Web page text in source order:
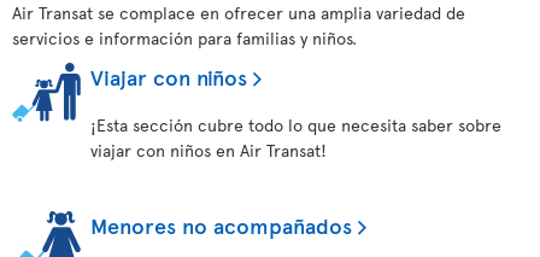
Air Transat se complace en ofrecer una amplia variedad de
servicios e información para familias y niños.
Viajar con niños
¡Esta sección cubre todo lo que necesita saber sobre
viajar con niños en Air Transat!
Menores no acompañados